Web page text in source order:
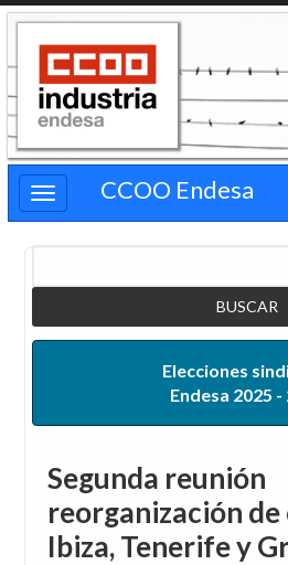
Pasar
contenido
principal
CCOO Endesa
Elecciones
Endesa 2025 -
Segunda reunión
reorganización
Ibiza, Tenerife y